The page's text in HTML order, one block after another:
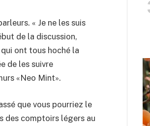
« Je ne les suis
de la discussion,
ont tous hoché la
de les suivre
«Neo Mint».
que vous pourriez le
des comptoirs légers au